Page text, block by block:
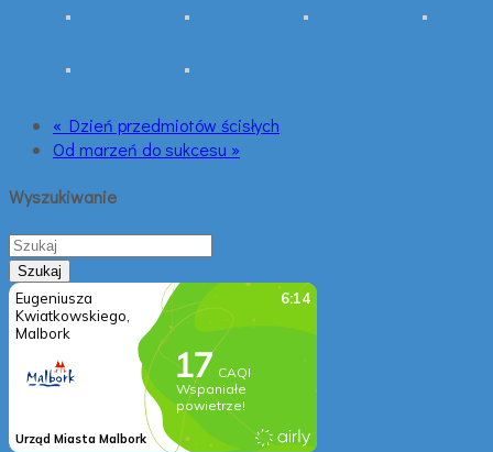
« Dzień przedmiotów ścisłych
Od marzeń do sukcesu »
Wyszukiwanie